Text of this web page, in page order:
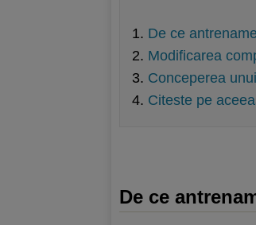
De ce
Modificarea
Conceperea
Citeste pe
De ce